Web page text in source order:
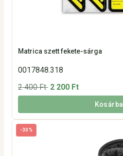
Matrica szett fekete-sárga
0017848.318
2 400 Ft 2 200 Ft
Kosárba
-30%